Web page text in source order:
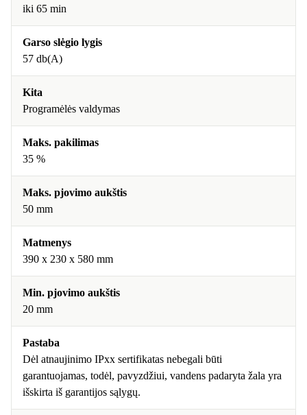
iki 65 min
Garso slėgio lygis
57 db(A)
Kita
Programėlės valdymas
Maks. pakilimas
35 %
Maks. pjovimo aukštis
50 mm
Matmenys
390 x 230 x 580 mm
Min. pjovimo aukštis
20 mm
Pastaba
Dėl atnaujinimo IPxx sertifikatas nebegali būti
garantuojamas, todėl, pavyzdžiui, vandens padaryta žala yra
išskirta iš garantijos sąlygų.